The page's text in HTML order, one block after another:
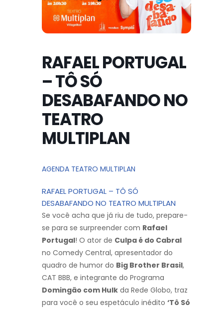
RAFAEL PORTUGAL
– TÔ SÓ
DESABAFANDO NO
TEATRO
MULTIPLAN
AGENDA TEATRO MULTIPLAN
RAFAEL PORTUGAL – TÔ SÓ
DESABAFANDO NO TEATRO MULTIPLAN
Se você acha que já riu de tudo, prepare-
se para se surpreender com Rafael
Portugal! O ator de Culpa é do Cabral
no Comedy Central, apresentador do
quadro de humor do Big Brother Brasil,
CAT BBB, e integrante do Programa
Domingão com Hulk da Rede Globo, traz
para você o seu espetáculo inédito ‘Tô Só